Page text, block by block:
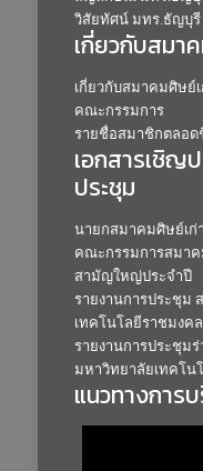
วิสัยทัศน์ มทร.ธัญบุรี
เกี่ยวกับสมา
เกี่ยวกับสมาคมศิษย์เ
คณะกรรมการ
รายชื่อสมาชิกตลอด
เอกสารเชิญ
ประชุม
นายกสมาคมศิษย์เก่
คณะกรรมการสมาค
สามัญใหญ่ประจำปี
รายงานการประชุม
เทคโนโลยีราชมงค
รายงานการประชุม
มหาวิทยาลัยเทคโน
แนวทางการ